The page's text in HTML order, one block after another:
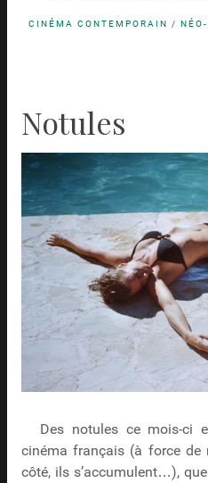
CINÉMA CONTEMPORAIN /
Notules
Des notules ce mois-ci
cinéma français (à force de
côté, ils s’accumulent…),